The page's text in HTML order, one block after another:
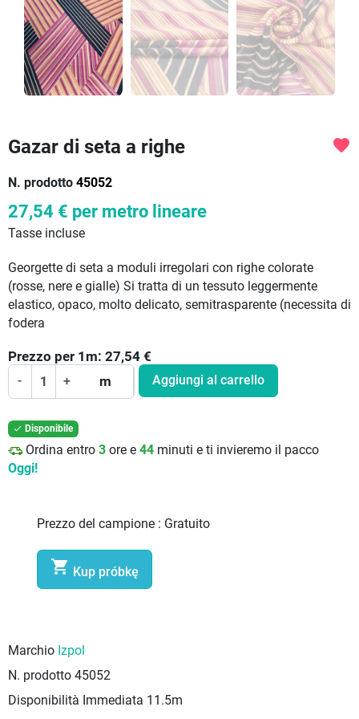
Gazar di seta a righe
N. prodotto 45052
favorite
27,54 € per metro lineare
Tasse incluse
Georgette di seta a moduli irregolari con righe colorate
(rosse, nere e gialle) Si tratta di un tessuto leggermente
elastico, opaco, molto delicato, semitrasparente (necessita di
fodera
Prezzo per 1 m: 27,54 €
- + m Aggiungi al carrello
 Disponibile
Ordina entro 3 ore e 44 minuti e ti invieremo il pacco
Oggi!
Prezzo del campione : Gratuito
 Kup próbkę
Marchio Izpol
N. prodotto 45052
Disponibilità Immediata 11.5m